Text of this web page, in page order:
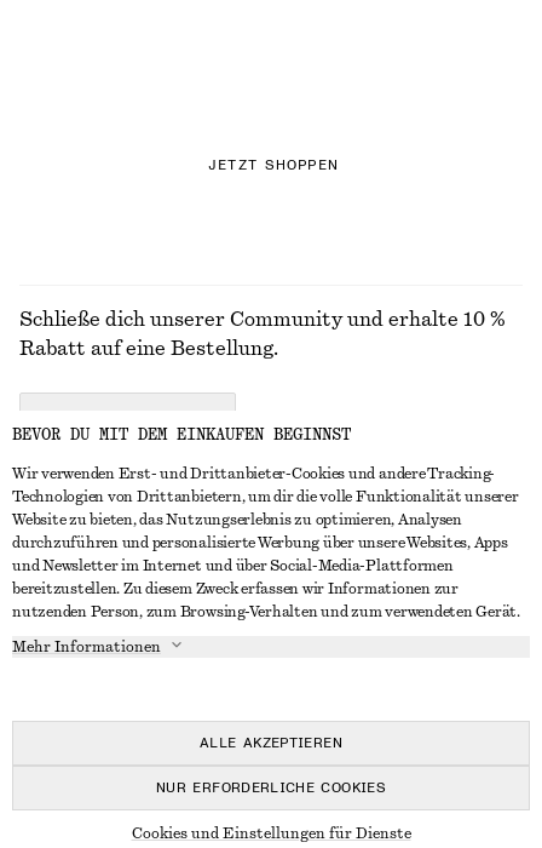
JETZT SHOPPEN
IN KONTAKT TRETEN
Kontakt
Storefinder
Affiliates
Instagram
Pinterest
KUNDENSERVICE
Rückgabe und Rückerstattung
Häufig gestellte Fragen
Größentabelle
INFO
In Vorbereitung
Schließe dich unserer Community und erhalte 10 %
Rabatt auf eine Bestellung.
© 2026 & OTHER STORIES
BEVOR DU MIT DEM EINKAUFEN BEGINNST
Wir verwenden Erst- und Drittanbieter-Cookies und andere Tracking-
Technologien von Drittanbietern, um dir die volle Funktionalität unserer
Website zu bieten, das Nutzungserlebnis zu optimieren, Analysen
durchzuführen und personalisierte Werbung über unsere Websites, Apps
und Newsletter im Internet und über Social-Media-Plattformen
bereitzustellen. Zu diesem Zweck erfassen wir Informationen zur
nutzenden Person, zum Browsing-Verhalten und zum verwendeten Gerät.
Mehr Informationen
ALLE AKZEPTIEREN
NUR ERFORDERLICHE COOKIES
Cookies und Einstellungen für Dienste